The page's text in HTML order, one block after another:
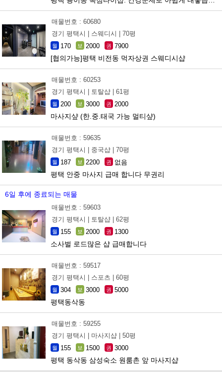
매물번호 : 60680
경기 평택시 |
스웨디시 | 70평
월 170 보 2000 권 7900
[협의가능]평택 비전동 먹자상권 스웨디시샵
매물번호 : 60253
경기 평택시 |
토탈샵 | 61평
월 200 보 3000 권 2000
마사지샾 (한.중.태국 가능 멀티샾)
매물번호 : 59635
경기 평택시 |
중국샵 | 70평
월 187 보 2200 권 없음
평택 안중 마사지 급매 합니다 무권리
6일 후에 종료되는 매물
매물번호 : 59603
경기 평택시 |
토탈샵 | 62평
월 155 보 2000 권 1300
소사벌 로드많은 샵 급매합니다
매물번호 : 59517
경기 평택시 |
스포츠 | 60평
월 304 보 3000 권 5000
평택동삭동
매물번호 : 59255
경기 평택시 |
마사지샵 | 50평
월 155 보 1500 권 3000
평택 동삭동 삼성숙소 원룸촌 앞 마사지샵